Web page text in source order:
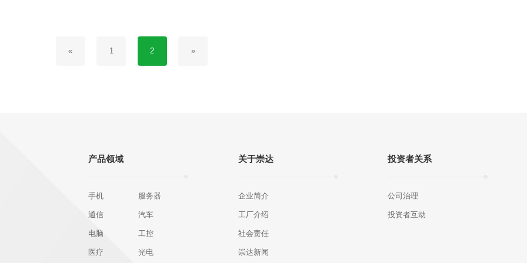
« 1 2 »
产品领域
手机 服务器
通信 汽车
电脑 工控
医疗 光电
关于崇达
企业简介
工厂介绍
社会责任
崇达新闻
投资者关系
公司治理
投资者互动